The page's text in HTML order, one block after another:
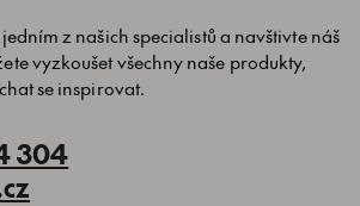
z našich specialistů a navštivte náš
vyzkoušet všechny naše produkty,
se inspirovat.
304